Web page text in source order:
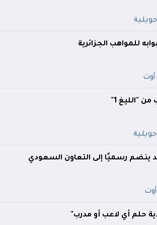
للمواهب الجزائرية
"الليغ 1"
ينضم رسميًا إلى التعاون السعودي
حلم أي لاعب أو مدرب"